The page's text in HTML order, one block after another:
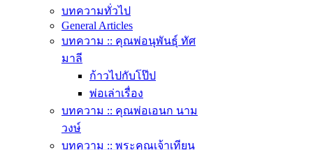
บทความทั่วไป
General Articles
บทความ :: คุณพ่อนุพันธุ์ ทัศ
มาลี
ก้าวไปกับโป๊ป
พ่อเล่าเรื่อง
บทความ :: คุณพ่อเอนก นาม
วงษ์
บทความ :: พระคุณเจ้าเทียน